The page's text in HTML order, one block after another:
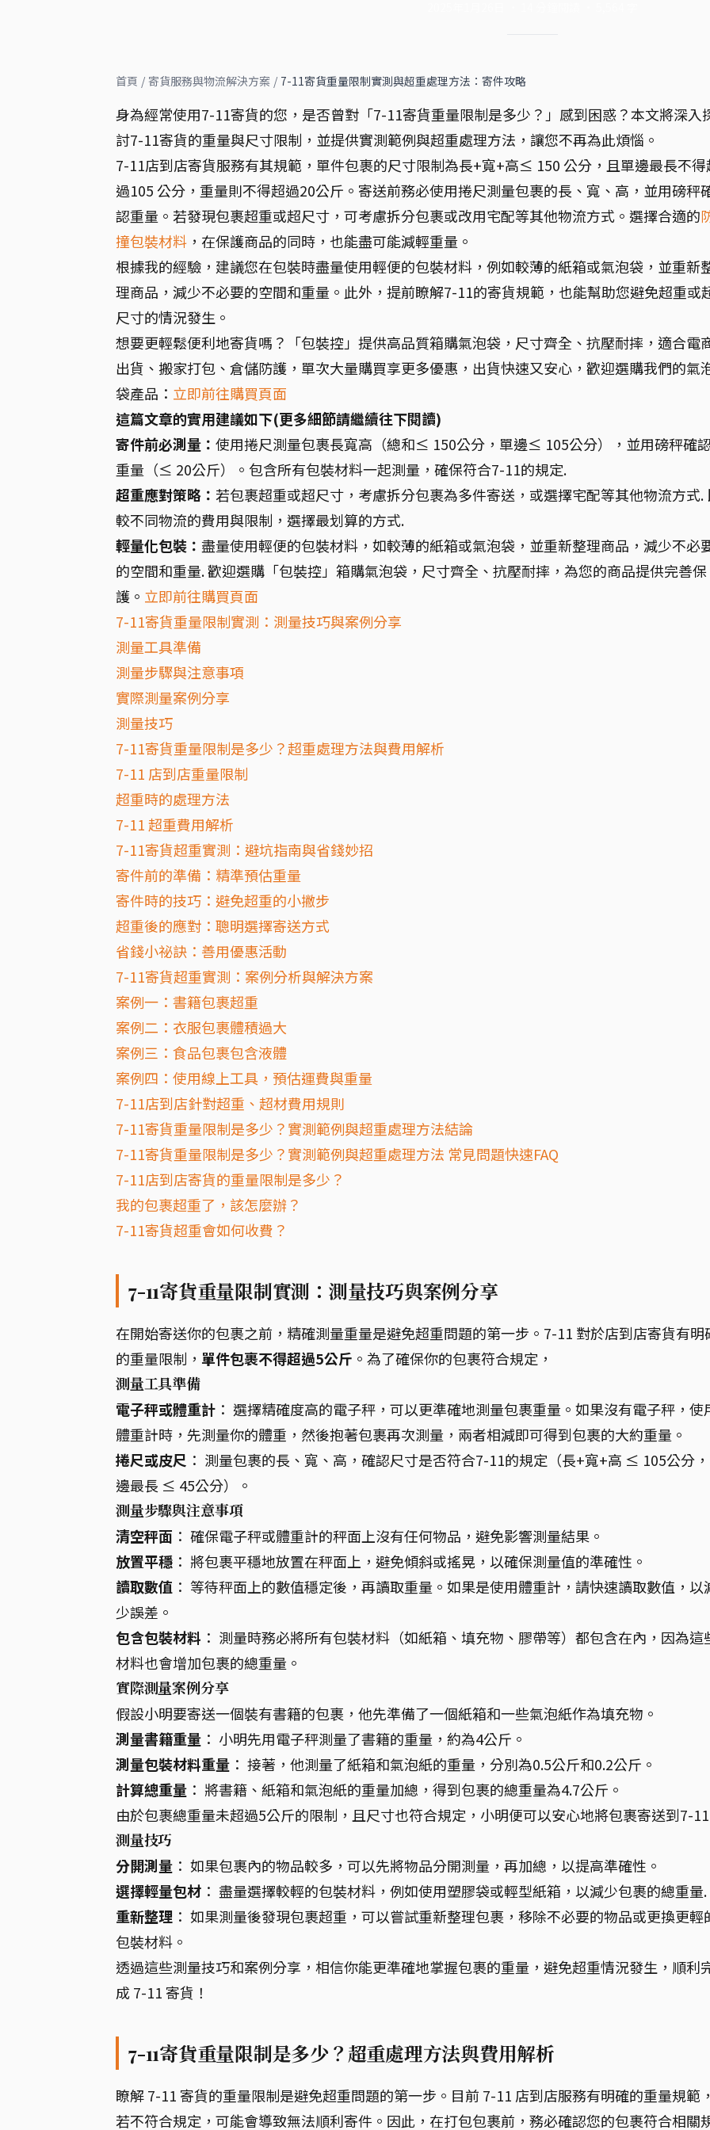
首頁 / 寄貨服務與物流解決方案 / 7-11寄貨重量限制實測與超重處理方法：寄件攻略
身為經常使用7-11寄貨的您，是否曾對「7-11寄貨重量限制是多少？」感到困惑？本文將深入
討7-11寄貨的重量與尺寸限制，並提供實測範例與超重處理方法，讓您不再為此煩惱。
7-11店到店寄貨服務有其規範，單件包裹的尺寸限制為長+寬+高≤ 150 公分，且單邊最長不得
過105 公分，重量則不得超過20公斤。寄送前務必使用捲尺測量包裹的長、寬、高，並用磅秤
認重量。若發現包裹超重或超尺寸，可考慮拆分包裹或改用宅配等其他物流方式。選擇合適的
撞包裝材料 ，在保護商品的同時，也能盡可能減輕重量。
根據我的經驗，建議您在包裝時盡量使用輕便的包裝材料，例如較薄的紙箱或氣泡袋，並重新
理商品，減少不必要的空間和重量。此外，提前瞭解7-11的寄貨規範，也能幫助您避免超重或
尺寸的情況發生。
想要更輕鬆便利地寄貨嗎？「包裝控」提供高品質箱購氣泡袋，尺寸齊全、抗壓耐摔，適合電
出貨、搬家打包、倉儲防護，單次大量購買享更多優惠，出貨快速又安心，歡迎選購我們的氣
袋產品： 立即前往購買頁面
這篇文章的實用建議如下(更多細節請繼續往下閱讀)
寄件前必測量： 使用捲尺測量包裹長寬高（總和≤ 150公分，單邊≤ 105公分），並用磅秤確
重量（≤ 20公斤）。包含所有包裝材料一起測量，確保符合7-11的規定.
超重應對策略： 若包裹超重或超尺寸，考慮拆分包裹為多件寄送，或選擇宅配等其他物流方式.
較不同物流的費用與限制，選擇最划算的方式.
輕量化包裝： 盡量使用輕便的包裝材料，如較薄的紙箱或氣泡袋，並重新整理商品，減少不必
的空間和重量. 歡迎選購「包裝控」箱購氣泡袋，尺寸齊全、抗壓耐摔，為您的商品提供完善保
護。 立即前往購買頁面
7-11寄貨重量限制實測：測量技巧與案例分享
測量工具準備
測量步驟與注意事項
實際測量案例分享
測量技巧
7-11寄貨重量限制是多少？超重處理方法與費用解析
7-11 店到店重量限制
超重時的處理方法
7-11 超重費用解析
7-11寄貨超重實測：避坑指南與省錢妙招
寄件前的準備：精準預估重量
寄件時的技巧：避免超重的小撇步
超重後的應對：聰明選擇寄送方式
省錢小祕訣：善用優惠活動
7-11寄貨超重實測：案例分析與解決方案
案例一：書籍包裹超重
案例二：衣服包裹體積過大
案例三：食品包裹包含液體
案例四：使用線上工具，預估運費與重量
7-11店到店針對超重、超材費用規則
7-11寄貨重量限制是多少？實測範例與超重處理方法結論
7-11寄貨重量限制是多少？實測範例與超重處理方法 常見問題快速FAQ
7-11店到店寄貨的重量限制是多少？
我的包裹超重了，該怎麼辦？
7-11寄貨超重會如何收費？
7-11寄貨重量限制實測：測量技巧與案例分享
在開始寄送你的包裹之前，精確測量重量是避免超重問題的第一步。7-11 對於店到店寄貨有明
的重量限制， 單件包裹不得超過5公斤 。為了確保你的包裹符合規定，
測量工具準備
電子秤或體重計 ： 選擇精確度高的電子秤，可以更準確地測量包裹重量。如果沒有電子秤，使
體重計時，先測量你的體重，然後抱著包裹再次測量，兩者相減即可得到包裹的大約重量。
捲尺或皮尺 ： 測量包裹的長、寬、高，確認尺寸是否符合7-11的規定（長+寬+高 ≤ 105公分
邊最長 ≤ 45公分）。
測量步驟與注意事項
清空秤面 ： 確保電子秤或體重計的秤面上沒有任何物品，避免影響測量結果。
放置平穩 ： 將包裹平穩地放置在秤面上，避免傾斜或搖晃，以確保測量值的準確性。
讀取數值 ： 等待秤面上的數值穩定後，再讀取重量。如果是使用體重計，請快速讀取數值，以
少誤差。
包含包裝材料 ： 測量時務必將所有包裝材料（如紙箱、填充物、膠帶等）都包含在內，因為這
材料也會增加包裹的總重量。
實際測量案例分享
假設小明要寄送一個裝有書籍的包裹，他先準備了一個紙箱和一些氣泡紙作為填充物。
測量書籍重量 ： 小明先用電子秤測量了書籍的重量，約為4公斤。
測量包裝材料重量 ： 接著，他測量了紙箱和氣泡紙的重量，分別為0.5公斤和0.2公斤。
計算總重量 ： 將書籍、紙箱和氣泡紙的重量加總，得到包裹的總重量為4.7公斤。
由於包裹總重量未超過5公斤的限制，且尺寸也符合規定，小明便可以安心地將包裹寄送到7-
測量技巧
分開測量 ： 如果包裹內的物品較多，可以先將物品分開測量，再加總，以提高準確性。
選擇輕量包材 ： 盡量選擇較輕的包裝材料，例如使用塑膠袋或輕型紙箱，以減少包裹的總重量.
重新整理 ： 如果測量後發現包裹超重，可以嘗試重新整理包裹，移除不必要的物品或更換更輕
包裝材料。
透過這些測量技巧和案例分享，相信你能更準確地掌握包裹的重量，避免超重情況發生，順利
成 7-11 寄貨！
7-11寄貨重量限制是多少？超重處理方法與費用解析
瞭解 7-11 寄貨的重量限制是避免超重問題的第一步。目前 7-11 店到店服務有明確的重量規範
若不符合規定，可能會導致無法順利寄件。因此，在打包包裹前，務必確認您的包裹符合相關